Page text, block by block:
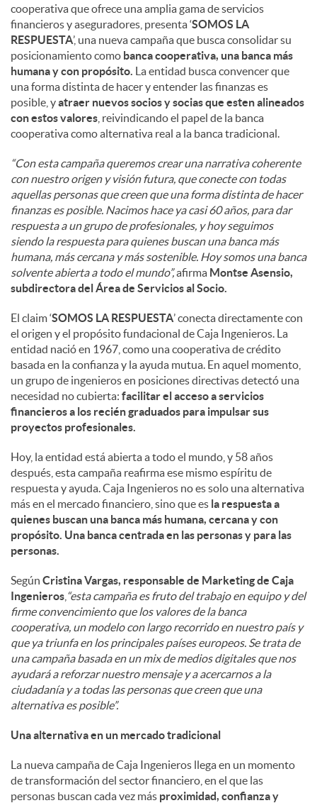
cooperativa que ofrece una amplia gama de servicios
financieros y aseguradores, presenta ‘SOMOS LA
RESPUESTA’, una nueva campaña que busca consolidar su
posicionamiento como banca cooperativa, una banca más
humana y con propósito. La entidad busca convencer que
una forma distinta de hacer y entender las finanzas es
posible, yatraer nuevos socios y socias que esten alineados
con estos valores , reivindicando el papel de la banca
cooperativa como alternativa real a la banca tradicional.
“Con esta campaña queremos crear una narrativa coherente
con nuestro origen y visión futura, que conecte con todas
aquellas personas que creen que una forma distinta de hacer
finanzas es posible. Nacimos hace ya casi 60 años, para dar
respuesta a un grupo de profesionales, y hoy seguimos
siendo la respuesta para quienes buscan una banca más
humana, más cercana y más sostenible. Hoy somos una banca
solvente abierta a todo el mundo”,afirma Montse Asensio,
subdirectora del Área de Servicios al Socio.
El claim ‘SOMOS LA RESPUESTA’ conecta directamente con
el origen y el propósito fundacional de Caja Ingenieros. La
entidad nació en 1967, como una cooperativa de crédito
basada en la confianza y la ayuda mutua. En aquel momento,
un grupo de ingenieros en posiciones directivas detectó una
necesidad no cubierta: facilitar el acceso a servicios
financieros a los recién graduados para impulsar sus
proyectos profesionales.
Hoy, la entidad está abierta a todo el mundo, y 58 años
después, esta campaña reafirma ese mismo espíritu de
respuesta y ayuda. Caja Ingenieros no es solo una alternativa
más en el mercado financiero, sino que es la respuesta a
quienes buscan una banca más humana, cercana y con
propósito. Una banca centrada en las personas y para las
personas.
Según Cristina Vargas, responsable de Marketing de Caja
Ingenieros “esta campaña es fruto del trabajo en equipo y del
firme convencimiento que los valores de la banca
cooperativa, un modelo con largo recorrido en nuestro país y
que ya triunfa en los principales países europeos. Se trata de
una campaña basada en un mix de medios digitales que nos
ayudará a reforzar nuestro mensaje y a acercarnos a la
ciudadanía y a todas las personas que creen que una
alternativa es posible”.
Una alternativa en un mercado tradicional
La nueva campaña de Caja Ingenieros llega en un momento
de transformación del sector financiero, en el que las
personas buscan cada vez más proximidad, confianza y